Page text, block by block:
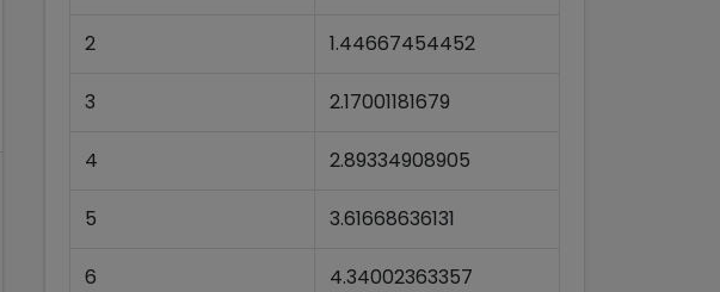
2 1.44667454452
3 2.17001181679
4 2.89334908905
5 3.61668636131
6 4.34002363357